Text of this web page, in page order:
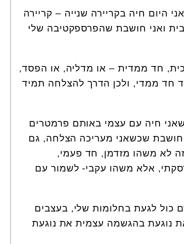
היום חיה בקריירה שנייה – קריירה
ואני חושבת שהפרספקטיבה שלי
חד ממדית – או מדליה, או הפסד,
חד ממדי, ולכן הדרך להצלחה תמיד
חיה עם עצמי באותם פרמטרים
שכשאני מעריכה הצלחה, גם
לא משהו מזדמן, חד פעמי,
אלא משהו עקבי- לשמור עם
כול לגעת בחלומות שלי, בעצבים
נוגעת בהגשמה עצמית את נוגעת